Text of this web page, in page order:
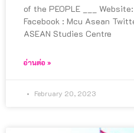
of the PEOPLE ___
Facebook : Mcu Asean
ASEAN Studies Centre
อ่านต่อ »
February 20, 2023